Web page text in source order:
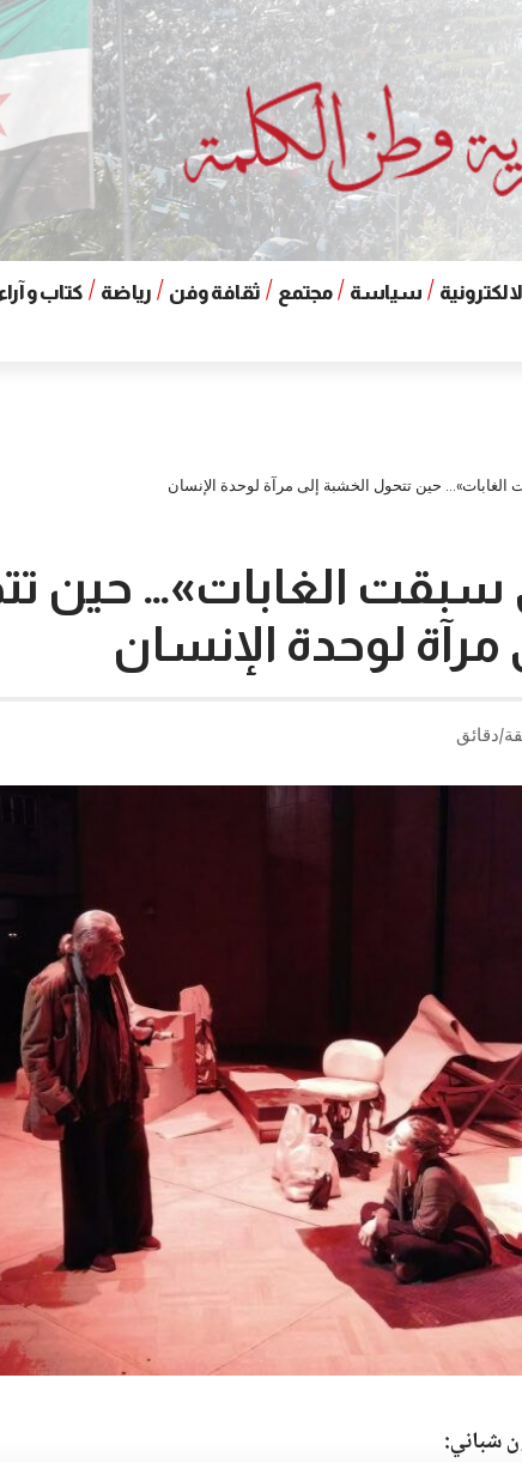
سياسة مجتمع ثقافة وفن رياضة
كتاب و
الغابات»… حين تتحول الخشبة إلى مرآة لوحدة الإنسان
سبقت الغابات»… حين
مرآة لوحدة الإنسان
شباني: